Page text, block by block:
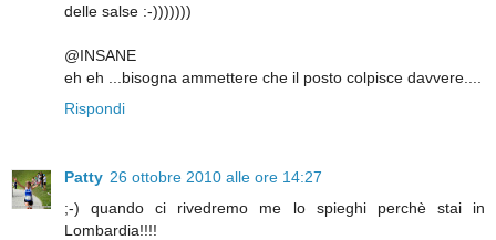
delle salse :-)))))))
@INSANE
eh eh ...bisogna ammettere che il posto colpisce davvere....
Rispondi
Patty 26 ottobre 2010 alle ore 14:27
;-) quando ci rivedremo me lo spieghi perchè stai in
Lombardia!!!!